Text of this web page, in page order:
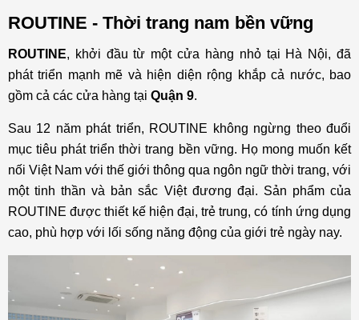
ROUTINE - Thời trang nam bền vững
ROUTINE, khởi đầu từ một cửa hàng nhỏ tại Hà Nội, đã
phát triển mạnh mẽ và hiện diện rộng khắp cả nước, bao
gồm cả các cửa hàng tại Quận 9.
Sau 12 năm phát triển, ROUTINE không ngừng theo đuổi
mục tiêu phát triển thời trang bền vững. Họ mong muốn kết
nối Việt Nam với thế giới thông qua ngôn ngữ thời trang, với
một tinh thần và bản sắc Việt đương đại. Sản phẩm của
ROUTINE được thiết kế hiện đại, trẻ trung, có tính ứng dụng
cao, phù hợp với lối sống năng động của giới trẻ ngày nay.